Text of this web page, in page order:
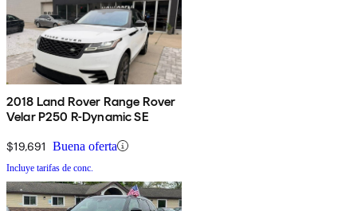
2018 Land Rover Range Rover
Velar P250 R-Dynamic SE
$19,691 Buena oferta
Incluye tarifas de conc.